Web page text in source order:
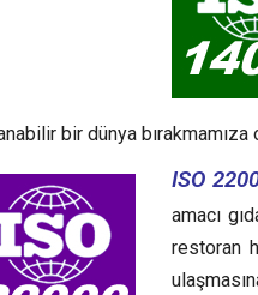
bir dünya bırakmamıza
ISO
amacı
restoran